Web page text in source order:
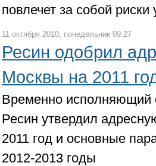
повлечет за собой
11 октября 2010, понедельник 09:27
Ресин одобрил
Москвы на 2011
Временно исполняющий
Ресин утвердил
2011 год и основные
2012-2013 годы